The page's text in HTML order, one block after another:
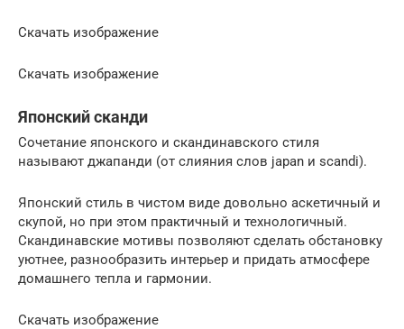
Скачать изображение
Скачать изображение
Японский сканди
Сочетание японского и скандинавского стиля
называют джапанди (от слияния слов japan и scandi).
Японский стиль в чистом виде довольно аскетичный и
скупой, но при этом практичный и технологичный.
Скандинавские мотивы позволяют сделать обстановку
уютнее, разнообразить интерьер и придать атмосфере
домашнего тепла и гармонии.
Скачать изображение